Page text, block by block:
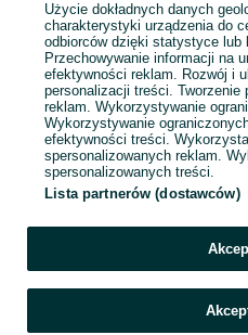
Użycie dokładnych danych
charakterystyki urządzenia do
odbiorców dzięki statystyce lub
Przechowywanie informacji na
efektywności reklam. Rozwój i
personalizacji treści.
reklam. Wykorzystywanie
Wykorzystywanie
efektywności treści.
spersonalizowanych reklam.
spersonalizowanych treści.
Lista partnerów (dostawców)